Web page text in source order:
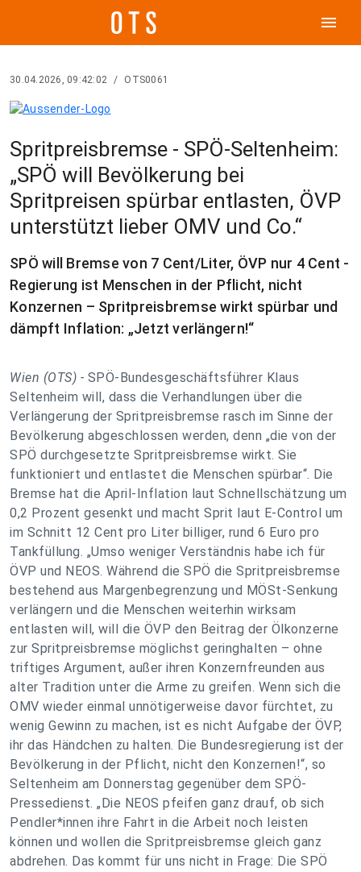
menu
30.04.2026, 09:42:02 / OTS0061
Spritpreisbremse - SPÖ-Seltenheim:
„SPÖ will Bevölkerung bei
Spritpreisen spürbar entlasten, ÖVP
unterstützt lieber OMV und Co.“
SPÖ will Bremse von 7 Cent/Liter, ÖVP nur 4 Cent -
Regierung ist Menschen in der Pflicht, nicht
Konzernen – Spritpreisbremse wirkt spürbar und
dämpft Inflation: „Jetzt verlängern!“
Wien (OTS) - SPÖ-Bundesgeschäftsführer Klaus
Seltenheim will, dass die Verhandlungen über die
Verlängerung der Spritpreisbremse rasch im Sinne der
Bevölkerung abgeschlossen werden, denn „die von der
SPÖ durchgesetzte Spritpreisbremse wirkt. Sie
funktioniert und entlastet die Menschen spürbar“. Die
Bremse hat die April-Inflation laut Schnellschätzung um
0,2 Prozent gesenkt und macht Sprit laut E-Control um
im Schnitt 12 Cent pro Liter billiger, rund 6 Euro pro
Tankfüllung. „Umso weniger Verständnis habe ich für
ÖVP und NEOS. Während die SPÖ die Spritpreisbremse
bestehend aus Margenbegrenzung und MÖSt-Senkung
verlängern und die Menschen weiterhin wirksam
entlasten will, will die ÖVP den Beitrag der Ölkonzerne
zur Spritpreisbremse möglichst geringhalten – ohne
triftiges Argument, außer ihren Konzernfreunden aus
alter Tradition unter die Arme zu greifen. Wenn sich die
OMV wieder einmal unnötigerweise davor fürchtet, zu
wenig Gewinn zu machen, ist es nicht Aufgabe der ÖVP,
ihr das Händchen zu halten. Die Bundesregierung ist der
Bevölkerung in der Pflicht, nicht den Konzernen!“, so
Seltenheim am Donnerstag gegenüber dem SPÖ-
Pressedienst. „Die NEOS pfeifen ganz drauf, ob sich
Pendler*innen ihre Fahrt in die Arbeit noch leisten
können und wollen die Spritpreisbremse gleich ganz
abdrehen. Das kommt für uns nicht in Frage: Die SPÖ